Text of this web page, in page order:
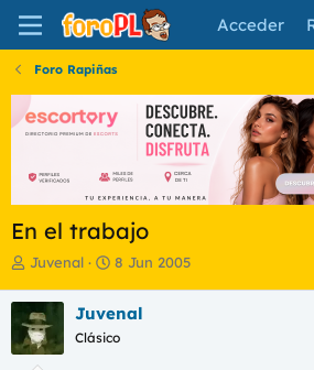
Acceder
Foro Rapiñas
En el trabajo
I
i
c
i
a
Juvenal
F
h
a
8 Jun 2005
Juvenal
Clásico